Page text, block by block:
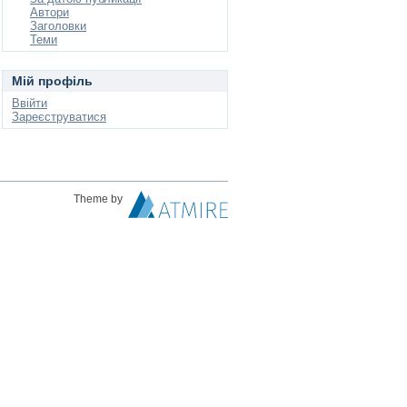
Автори
Заголовки
Теми
Мій профіль
Ввійти
Зареєструватися
Theme by